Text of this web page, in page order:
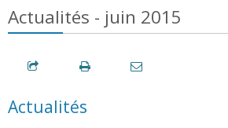
Actualités - juin 2015
Actualités